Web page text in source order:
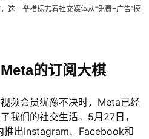
这一举措标志着社交媒体从“免费+广告”模
的订阅大棋
频会员犹豫不决时，Meta已经
我们的社交生活。5月27日，
推出Instagram、Facebook和